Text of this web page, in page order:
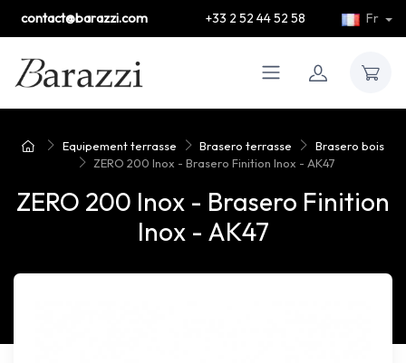
contact@barazzi.com +33 2 52 44 52 58 Fr
Equipement terrasse Brasero terrasse
Brasero bois
ZERO 200 Inox - Brasero Finition Inox - AK47
ZERO 200 Inox - Brasero Finition
Inox - AK47